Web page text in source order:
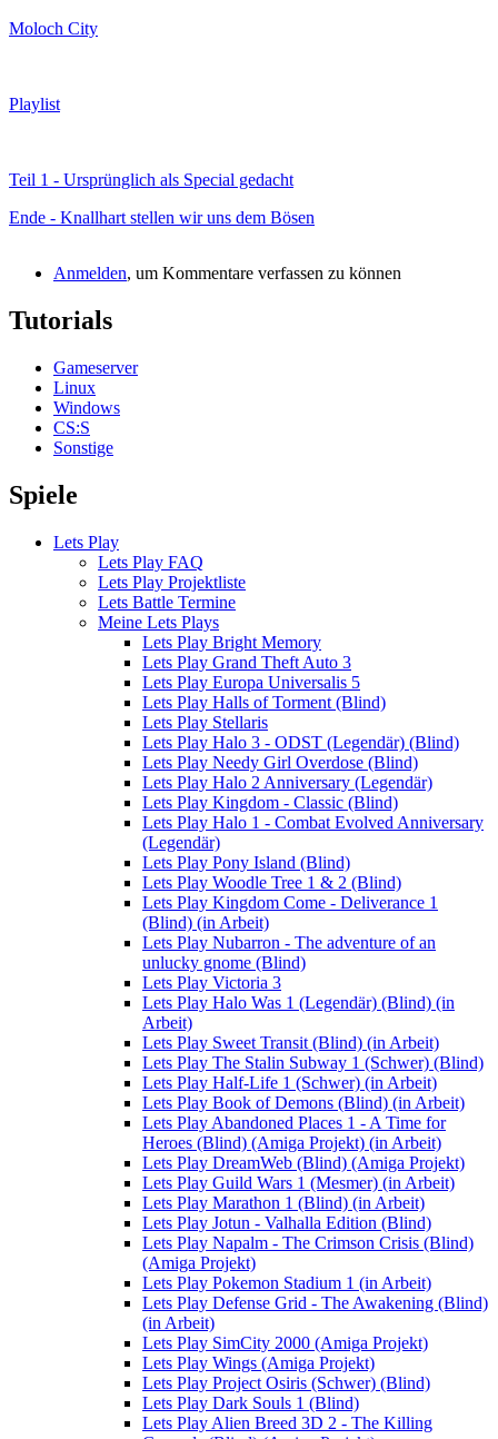
Moloch City
Playlist
Teil 1 - Ursprünglich als Special gedacht
Ende - Knallhart stellen wir uns dem Bösen
Anmelden, um Kommentare verfassen zu können
Tutorials
Gameserver
Linux
Windows
CS:S
Sonstige
Spiele
Lets Play
Lets Play FAQ
Lets Play Projektliste
Lets Battle Termine
Meine Lets Plays
Lets Play Bright Memory
Lets Play Grand Theft Auto 3
Lets Play Europa Universalis 5
Lets Play Halls of Torment (Blind)
Lets Play Stellaris
Lets Play Halo 3 - ODST (Legendär) (Blind)
Lets Play Needy Girl Overdose (Blind)
Lets Play Halo 2 Anniversary (Legendär)
Lets Play Kingdom - Classic (Blind)
Lets Play Halo 1 - Combat Evolved Anniversary
(Legendär)
Lets Play Pony Island (Blind)
Lets Play Woodle Tree 1 & 2 (Blind)
Lets Play Kingdom Come - Deliverance 1
(Blind) (in Arbeit)
Lets Play Nubarron - The adventure of an
unlucky gnome (Blind)
Lets Play Victoria 3
Lets Play Halo Was 1 (Legendär) (Blind) (in
Arbeit)
Lets Play Sweet Transit (Blind) (in Arbeit)
Lets Play The Stalin Subway 1 (Schwer) (Blind)
Lets Play Half-Life 1 (Schwer) (in Arbeit)
Lets Play Book of Demons (Blind) (in Arbeit)
Lets Play Abandoned Places 1 - A Time for
Heroes (Blind) (Amiga Projekt) (in Arbeit)
Lets Play DreamWeb (Blind) (Amiga Projekt)
Lets Play Guild Wars 1 (Mesmer) (in Arbeit)
Lets Play Marathon 1 (Blind) (in Arbeit)
Lets Play Jotun - Valhalla Edition (Blind)
Lets Play Napalm - The Crimson Crisis (Blind)
(Amiga Projekt)
Lets Play Pokemon Stadium 1 (in Arbeit)
Lets Play Defense Grid - The Awakening (Blind)
(in Arbeit)
Lets Play SimCity 2000 (Amiga Projekt)
Lets Play Wings (Amiga Projekt)
Lets Play Project Osiris (Schwer) (Blind)
Lets Play Dark Souls 1 (Blind)
Lets Play Alien Breed 3D 2 - The Killing